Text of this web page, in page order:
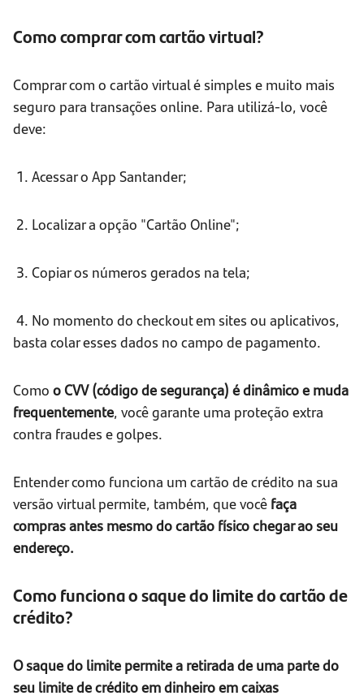
Como comprar com cartão virtual?
Comprar com o cartão virtual é simples e muito mais
seguro para transações online. Para utilizá-lo, você
deve:
1. Acessar o App Santander;
2. Localizar a opção "Cartão Online";
3. Copiar os números gerados na tela;
4. No momento do checkout em sites ou aplicativos,
basta colar esses dados no campo de pagamento.
Como o CVV (código de segurança) é dinâmico e muda
frequentemente, você garante uma proteção extra
contra fraudes e golpes.
Entender como funciona um cartão de crédito na sua
versão virtual permite, também, que você faça
compras antes mesmo do cartão físico chegar ao seu
endereço.
Como funciona o saque do limite do cartão de
crédito?
O saque do limite permite a retirada de uma parte do
seu limite de crédito em dinheiro em caixas